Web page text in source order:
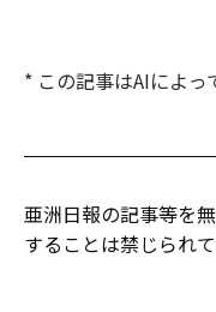
* この記事はAIによっ
亜洲日報の記事等を
することは禁じられて